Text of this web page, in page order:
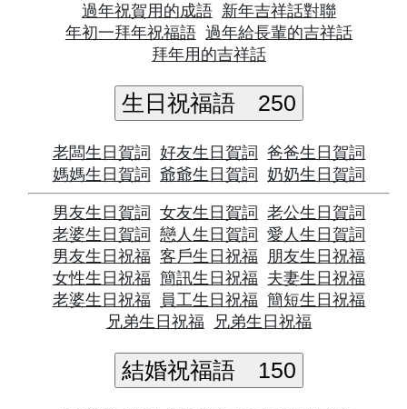
過年祝賀用的成語 新年吉祥話對聯
年初一拜年祝福語 過年給長輩的吉祥話
拜年用的吉祥話
生日祝福語 250
老闆生日賀詞 好友生日賀詞 爸爸生日賀詞
媽媽生日賀詞 爺爺生日賀詞 奶奶生日賀詞
男友生日賀詞 女友生日賀詞 老公生日賀詞
老婆生日賀詞 戀人生日賀詞 愛人生日賀詞
男友生日祝福 客戶生日祝福
朋友生日祝福
女性生日祝福 簡訊生日祝福 夫妻生日祝福
老婆生日祝福
員工生日祝福 簡短生日祝福
兄弟生日祝福
兄弟生日祝福
結婚祝福語 150